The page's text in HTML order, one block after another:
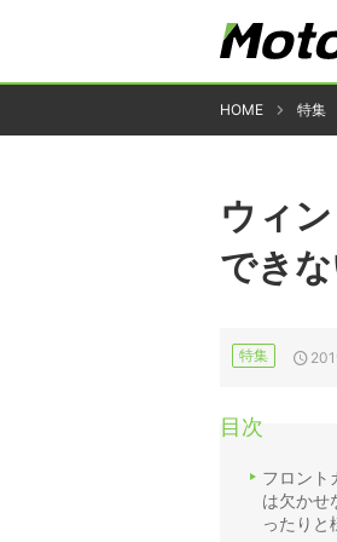
HOME 特集
ウィ
でき
特集
目次
フロント
は欠かせ
ったりと